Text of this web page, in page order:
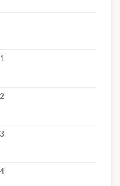
garante desconto de
Qualquer dúvida
nosso suporte via
3549 no horário de
feira de 9h às 18h.